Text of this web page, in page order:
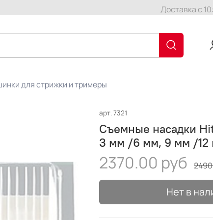
Доставка с
для стрижки и тримеры
арт.7321
Съемные насадки
3 мм /6 мм, 9 мм /12
2370.00 руб
Нет в